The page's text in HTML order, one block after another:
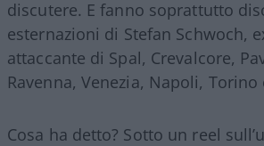
discutere. E fanno soprattutto
esternazioni di Stefan Schwoch,
attaccante di Spal, Crevalcore,
Ravenna, Venezia, Napoli, Torino
Cosa ha detto? Sotto un reel